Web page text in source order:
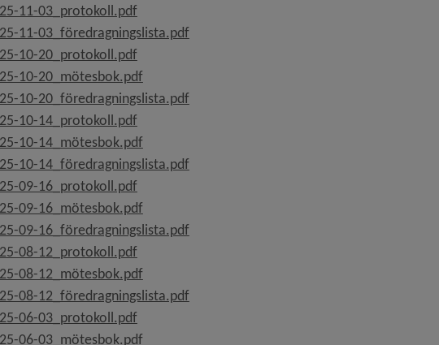
och sekretess
rättssäkerhet
arbete
11-03_protokoll.pdf, 1.1 MB, öppnas i nytt fönster.
11-03_föredragningslista.pdf, 664.1 kB, öppnas i nytt fönster.
10-20_protokoll.pdf, 1.2 MB, öppnas i nytt fönster.
10-20_mötesbok.pdf, 3.9 MB, öppnas i nytt fönster.
10-20_föredragningslista.pdf, 394 kB, öppnas i nytt fönster.
10-14_protokoll.pdf, 1.7 MB, öppnas i nytt fönster.
10-14_mötesbok.pdf, 145 MB, öppnas i nytt fönster.
10-14_föredragningslista.pdf, 429.6 kB, öppnas i nytt fönster.
09-16_protokoll.pdf, 1.5 MB, öppnas i nytt fönster.
09-16_mötesbok.pdf, 67.9 MB, öppnas i nytt fönster.
09-16_föredragningslista.pdf, 647.9 kB, öppnas i nytt fönster.
08-12_protokoll.pdf, 1.4 MB, öppnas i nytt fönster.
08-12_mötesbok.pdf, 36.9 MB, öppnas i nytt fönster.
08-12_föredragningslista.pdf, 534.6 kB, öppnas i nytt fönster.
06-03_protokoll.pdf, 1.6 MB, öppnas i nytt fönster.
06-03_mötesbok.pdf, 106.8 MB, öppnas i nytt fönster.